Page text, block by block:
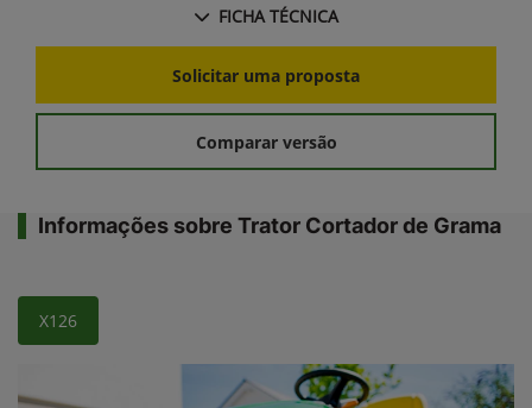
FICHA TÉCNICA
Solicitar uma proposta
Comparar versão
Informações sobre Trator Cortador de Grama
X126